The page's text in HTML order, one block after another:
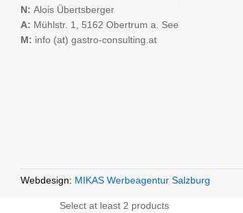
N: Alois Übertsberger
A: Mühlstr. 1, 5162 Obertrum a. See
M: info (at) gastro-consulting.at
Webdesign: MIKAS Werbeagentur Salzburg
Select at least 2 products